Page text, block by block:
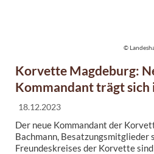
Korvette Magdeburg:
Kommandant trägt sich
18.12.2023
Der neue Kommandant der
Bachmann, Besatzungsmitglieder
Freundeskreises der Korvette
©